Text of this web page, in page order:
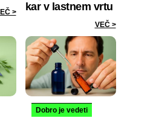
>
kar v lastnem vrtu
VEČ >
Dobro je vedeti